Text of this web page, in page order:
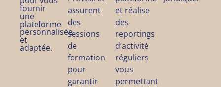
fournir
une
plateforme
personnalisée
et
adaptée.
assurent
des
sessions
de
formation
pour
garantir
et réalise
des
reportings
d’activité
réguliers
vous
permettant